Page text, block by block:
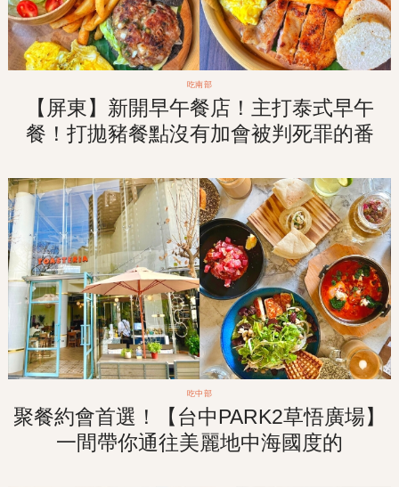
吃南部
【屏東】新開早午餐店！主打泰式早午
餐！打拋豬餐點沒有加會被判死罪的番
吃中部
聚餐約會首選！【台中PARK2草悟廣場】
一間帶你通往美麗地中海國度的